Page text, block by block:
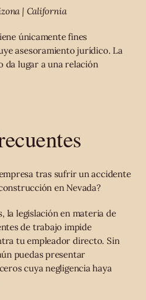
| California
únicamente fines
asesoramiento jurídico. La
da lugar a una relación
tras sufrir un accidente
en Nevada?
la legislación en materia de
de trabajo impide
tu empleador directo. Sin
puedas presentar
cuya negligencia haya